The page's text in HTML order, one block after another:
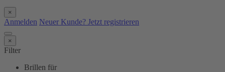
×
Anmelden Neuer Kunde? Jetzt registrieren
×
Filter
Brillen für